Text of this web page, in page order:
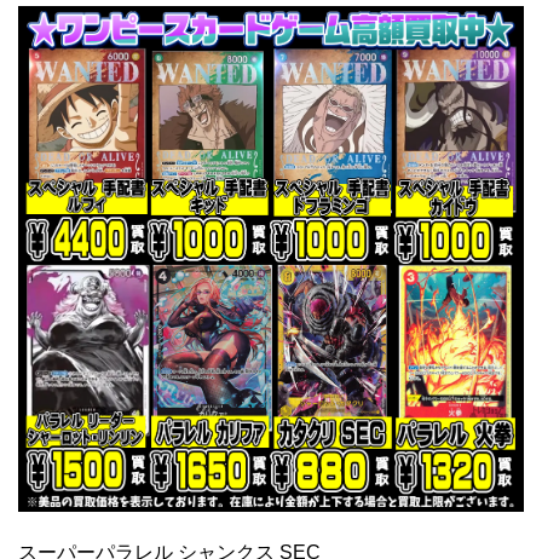
スーパーパラレル シャンクス SEC